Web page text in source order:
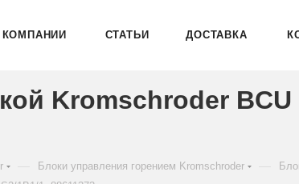
СТАТЬИ ДОСТАВКА
Kromschroder BCU
Блоки управления горением Kromschroder